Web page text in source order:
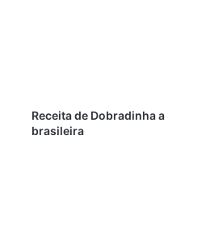
Receita de Dobradinha a
brasileira